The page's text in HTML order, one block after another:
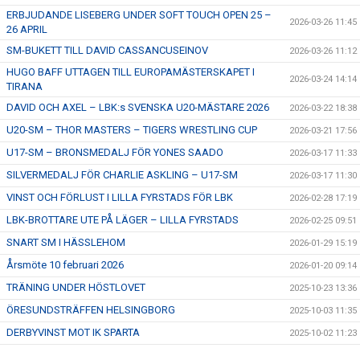
ERBJUDANDE LISEBERG UNDER SOFT TOUCH OPEN 25 –
26 APRIL
2026-03-26 11:45
SM-BUKETT TILL DAVID CASSANCUSEINOV 2026-03-26 11:12
HUGO BAFF UTTAGEN TILL EUROPAMÄSTERSKAPET I
TIRANA
2026-03-24 14:14
DAVID OCH AXEL – LBK:s SVENSKA U20-MÄSTARE 2026 2026-03-22 18:38
U20-SM – THOR MASTERS – TIGERS WRESTLING CUP 2026-03-21 17:56
U17-SM – BRONSMEDALJ FÖR YONES SAADO 2026-03-17 11:33
SILVERMEDALJ FÖR CHARLIE ASKLING – U17-SM 2026-03-17 11:30
VINST OCH FÖRLUST I LILLA FYRSTADS FÖR LBK 2026-02-28 17:19
LBK-BROTTARE UTE PÅ LÄGER – LILLA FYRSTADS 2026-02-25 09:51
SNART SM I HÄSSLEHOM 2026-01-29 15:19
Årsmöte 10 februari 2026 2026-01-20 09:14
TRÄNING UNDER HÖSTLOVET 2025-10-23 13:36
ÖRESUNDSTRÄFFEN HELSINGBORG 2025-10-03 11:35
DERBYVINST MOT IK SPARTA 2025-10-02 11:23